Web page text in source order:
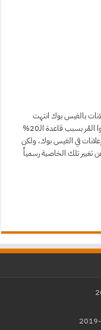
في صور الإعلانات بالفيس بوك انتهت
رسمياً.. الموقع العربي – قد تكون من أولائك الذين ذاقوا المُر بسبب قاعدة الـ20%
في الفيس بوك، ولكن
تغيير تلك الخاصية رسمياً